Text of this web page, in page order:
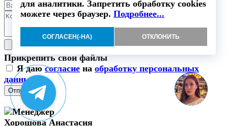
для аналитики. Запретить обработку cookies
можете через браузер. Подробнее...
СОГЛАСЕН(-НА) ОТКЛОНИТЬ
Прикрепить свои файлы
Я даюсогласие на обработку персональных
данных
Отправить
Хорошова Анастасия